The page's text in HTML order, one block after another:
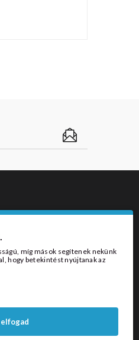
míg mások segítenek nekünk
hogy betekintést nyújtanak az